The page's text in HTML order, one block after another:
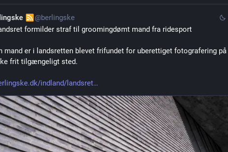
@berlingske
formilder straf til groomingdømt mand fra ridesport
mand er i landsretten blevet frifundet for uberettiget fotografering på
frit tilgængeligt sted.
indland/landsret